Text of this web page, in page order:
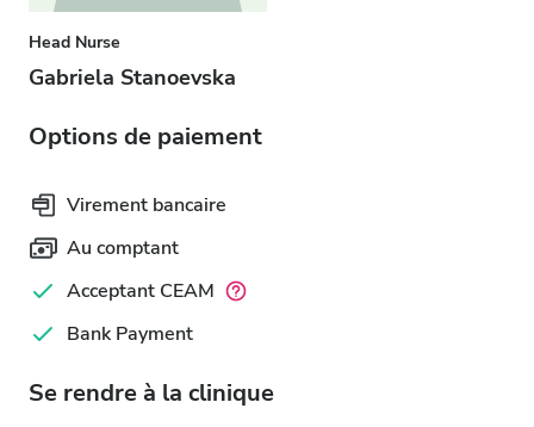
Head Nurse
Gabriela Stanoevska
Options de paiement
Virement bancaire
Au comptant
Acceptant CEAM
Bank Payment
Se rendre à la clinique